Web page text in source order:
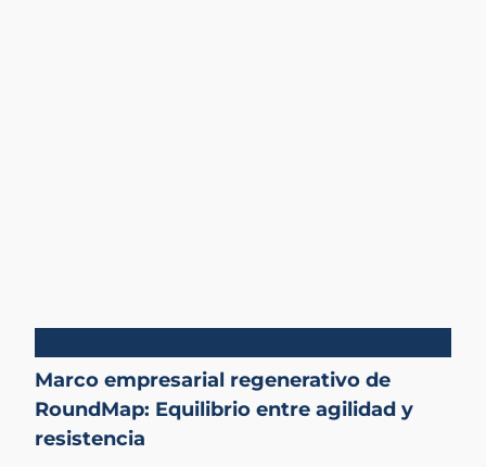
Marco empresarial regenerativo de
RoundMap: Equilibrio entre agilidad y
resistencia